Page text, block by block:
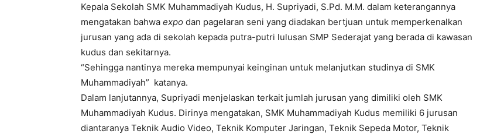
Kepala Sekolah SMK Muhammadiyah Kudus, H. Supriyadi, S.Pd. M.M. dalam keterangannya
mengatakan bahwa expo dan pagelaran seni yang diadakan bertjuan untuk memperkenalkan
jurusan yang ada di sekolah kepada putra-putri lulusan SMP Sederajat yang berada di kawasan
kudus dan sekitarnya.
“Sehingga nantinya mereka mempunyai keinginan untuk melanjutkan studinya di SMK
Muhammadiyah” katanya.
Dalam lanjutannya, Supriyadi menjelaskan terkait jumlah jurusan yang dimiliki oleh SMK
Muhammadiyah Kudus. Dirinya mengatakan, SMK Muhammadiyah Kudus memiliki 6 jurusan
diantaranya Teknik Audio Video, Teknik Komputer Jaringan, Teknik Sepeda Motor, Teknik